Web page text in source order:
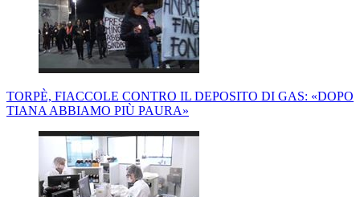
TORPÈ, FIACCOLE CONTRO IL DEPOSITO DI GAS: «DOPO
TIANA ABBIAMO PIÙ PAURA»